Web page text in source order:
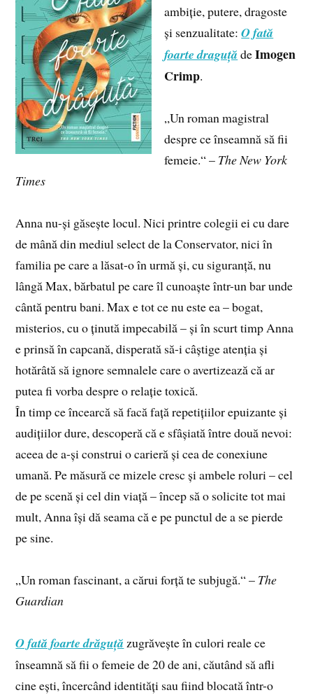
ambiție, putere, dragoste
și senzualitate:O fată
foarte draguță deImogen
Crimp.
„Un roman magistral
despre ce înseamnă să fii
femeie.“ – The New York
Times
Anna nu-și găsește locul. Nici printre colegii ei cu dare
de mână din mediul select de la Conservator, nici în
familia pe care a lăsat-o în urmă și, cu siguranță, nu
lângă Max, bărbatul pe care îl cunoaște într-un bar unde
cântă pentru bani. Max e tot ce nu este ea – bogat,
misterios, cu o ținută impecabilă – și în scurt timp Anna
e prinsă în capcană, disperată să-i câștige atenția și
hotărâtă să ignore semnalele care o avertizează că ar
putea fi vorba despre o relație toxică.
În timp ce încearcă să facă față repetițiilor epuizante și
audițiilor dure, descoperă că e sfâșiată între două nevoi:
aceea de a-și construi o carieră și cea de conexiune
umană. Pe măsură ce mizele cresc și ambele roluri – cel
de pe scenă și cel din viață – încep să o solicite tot mai
mult, Anna își dă seama că e pe punctul de a se pierde
pe sine.
„Un roman fascinant, a cărui forță te subjugă.“ – The
Guardian
O fată foarte drăguță zugrăvește în culori reale ce
înseamnă să fii o femeie de 20 de ani, căutând să afli
cine ești, încercând identități sau fiind blocată într-o